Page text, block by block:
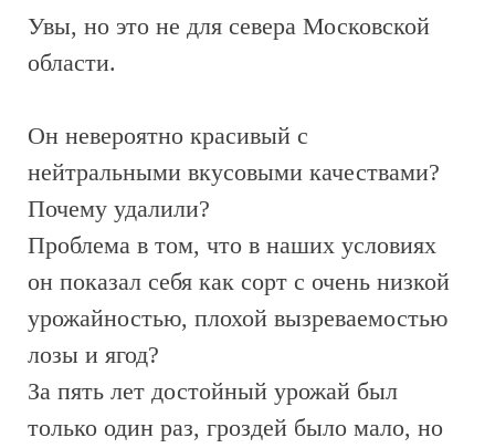
Увы, но это не для севера Московской
области.
Он невероятно красивый с
нейтральными вкусовыми качествами?
Почему удалили?
Проблема в том, что в наших условиях
он показал себя как сорт с очень низкой
урожайностью, плохой вызреваемостью
лозы и ягод?
За пять лет достойный урожай был
только один раз, гроздей было мало, но